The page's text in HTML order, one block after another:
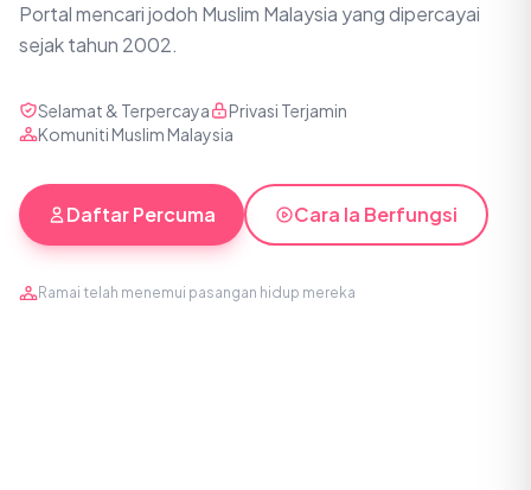
Portal mencari jodoh Muslim Malaysia yang dipercayai
sejak tahun 2002.
Selamat & Terpercaya
Privasi Terjamin
Komuniti Muslim Malaysia
Daftar Percuma Cara Ia Berfungsi
Ramai telah menemui pasangan hidup mereka